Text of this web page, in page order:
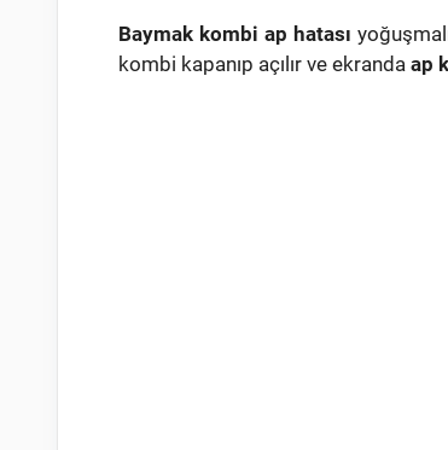
Baymak kombi ap hatası
kombi kapanıp açılır ve ekranda ap